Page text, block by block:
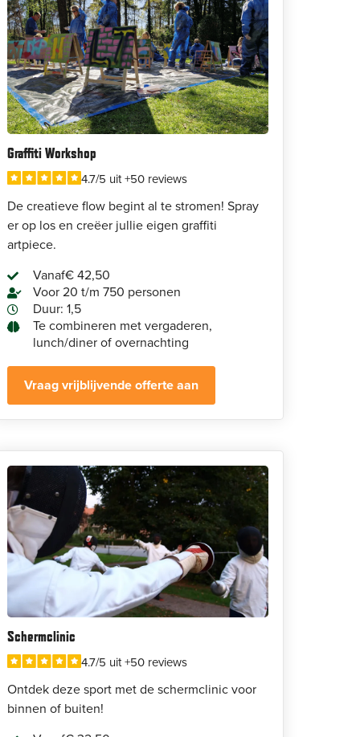
Graffiti Workshop
4.7/5 uit +50 reviews
De creatieve flow begint al te stromen! Spray
er op los en creëer jullie eigen graffiti
artpiece.
Vanaf€ 42,50
Voor 20 t/m 750 personen
Duur: 1,5
Te combineren met vergaderen,
lunch/diner of overnachting
Vraag vrijblijvende offerte aan
Schermclinic
4.7/5 uit +50 reviews
Ontdek deze sport met de schermclinic voor
binnen of buiten!